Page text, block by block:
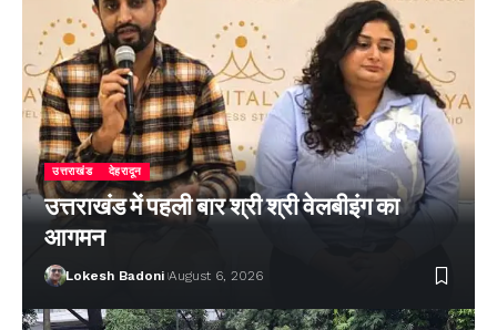
उत्तराखंड देहरादून
उत्तराखंड में पहली बार श्री श्री वेलबीइंग का
आगमन
Lokesh Badoni August 6, 2026